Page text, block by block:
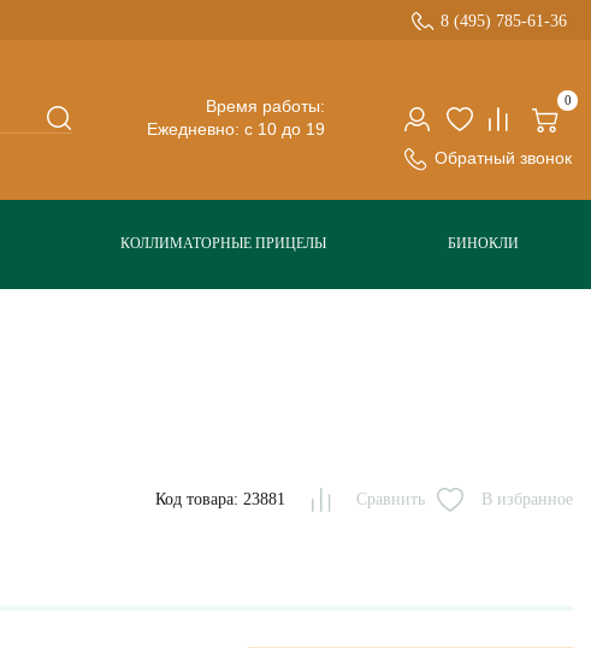
Время работы:
Ежедневно: с 10 до 19
0
Обратный звонок
8 (495) 785-61-36
КОЛЛИМАТОРНЫЕ ПРИЦЕЛЫ БИНОКЛИ
Код товара: 23881 Сравнить В избранное